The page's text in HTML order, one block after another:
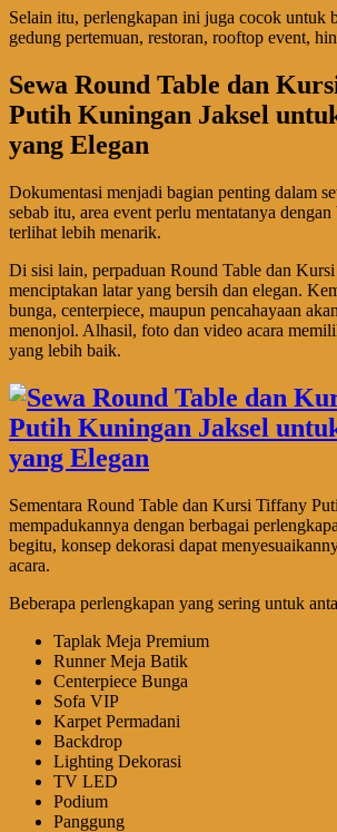
Selain itu, perlengkapan ini juga cocok untuk
gedung pertemuan, restoran, rooftop event,
Sewa Round Table dan
Putih Kuningan Jaksel
yang Elegan
Dokumentasi menjadi bagian penting dalam
sebab itu, area event perlu mentatanya
terlihat lebih menarik.
Di sisi lain, perpaduan Round Table dan
menciptakan latar yang bersih dan elegan.
bunga, centerpiece, maupun pencahayaan
menonjol. Alhasil, foto dan video acara
yang lebih baik.
Sementara Round Table dan Kursi Tiffany
mempadukannya dengan berbagai
begitu, konsep dekorasi dapat
acara.
Beberapa perlengkapan yang sering untuk
Taplak Meja Premium
Runner Meja Batik
Centerpiece Bunga
Sofa VIP
Karpet Permadani
Backdrop
Lighting Dekorasi
TV LED
Podium
Panggung